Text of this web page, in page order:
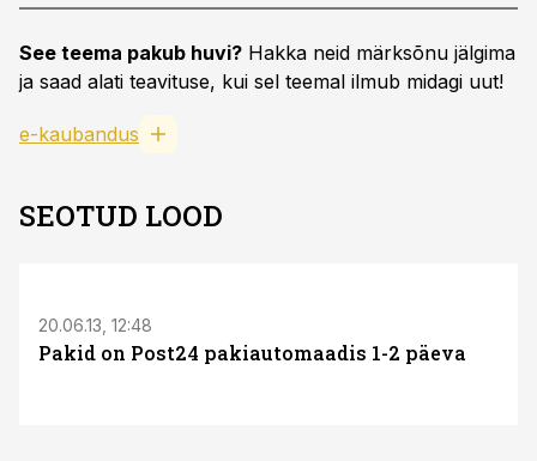
See teema pakub huvi? Hakka neid märksõnu jälgima
ja saad alati teavituse, kui sel teemal ilmub midagi uut!
e-kaubandus
SEOTUD LOOD
20.06.13, 12:48
Pakid on Post24 pakiautomaadis 1-2 päeva